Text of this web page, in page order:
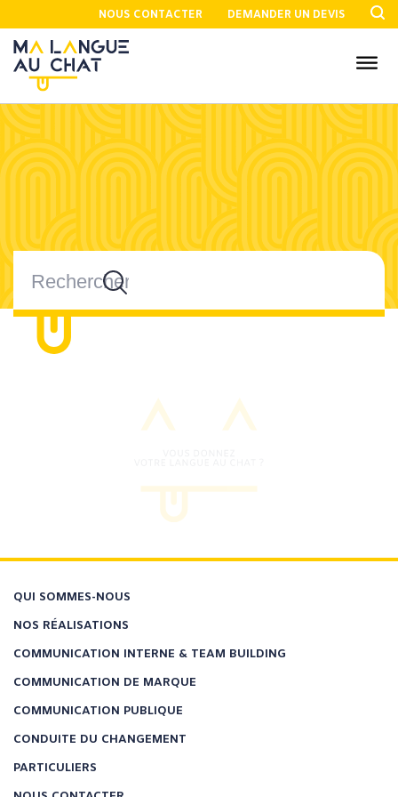
NOUS CONTACTER DEMANDER UN DEVIS
QUI SOMMES-NOUS
NOS RÉALISATIONS
COMMUNICATION INTERNE & TEAM BUILDING
COMMUNICATION DE MARQUE
COMMUNICATION PUBLIQUE
CONDUITE DU CHANGEMENT
PARTICULIERS